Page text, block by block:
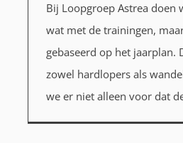
Bij Loopgroep Astrea doen
wat met de trainingen,
gebaseerd op het jaarplan.
zowel hardlopers als
we er niet alleen voor dat